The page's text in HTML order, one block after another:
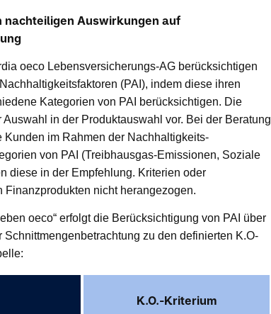
Auswirkungen auf
oeco Lebensversicherungs-AG berücksichtigen
(PAI), indem diese ihren
Kategorien von PAI berücksichtigen. Die
in der Produktauswahl vor. Bei der Beratung
im Rahmen der Nachhaltigkeits-
von PAI (Treibhausgas-Emissionen, Soziale
diese in der Empfehlung. Kriterien oder
nicht herangezogen.
oeco“ erfolgt die Berücksichtigung von PAI über
zu den definierten K.O-
K.O.-Kriterium